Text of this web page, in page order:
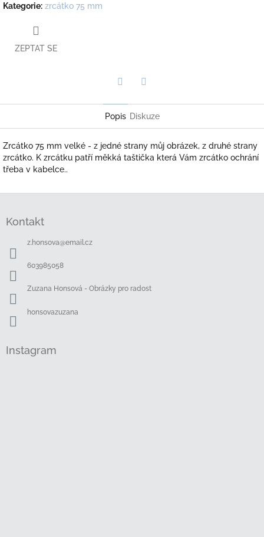
Kategorie: zrcátko 75 mm
ZEPTAT SE
Popis Diskuze
Zrcátko 75 mm velké - z jedné strany můj obrázek, z druhé strany
zrcátko. K zrcátku patří měkká taštička která Vám zrcátko ochrání
třeba v kabelce..
Kontakt
z.honsova@email.cz
603985058
Zuzana Honsová - Obrázky pro radost
honsovazuzana
Instagram